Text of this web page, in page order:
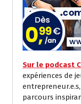
Sur le podcast
expériences de
parcours